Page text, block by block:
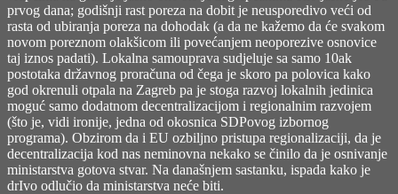
prvog dana; godišnji rast poreza na dobit je neusporedivo veći od
rasta od ubiranja poreza na dohodak (a da ne kažemo da će svakom
novom poreznom olakšicom ili povećanjem neoporezive osnovice
taj iznos padati). Lokalna samouprava sudjeluje sa samo 10ak
postotaka državnog proračuna od čega je skoro pa polovica kako
god okrenuli otpala na Zagreb pa je stoga razvoj lokalnih jedinica
moguć samo dodatnom decentralizacijom i regionalnim razvojem
(što je, vidi ironije, jedna od okosnica SDPovog izbornog
programa). Obzirom da i EU ozbiljno pristupa regionalizaciji, da je
decentralizacija kod nas neminovna nekako se činilo da je osnivanje
ministarstva gotova stvar. Na današnjem sastanku, ispada kako je
drIvo odlučio da ministarstva neće biti.